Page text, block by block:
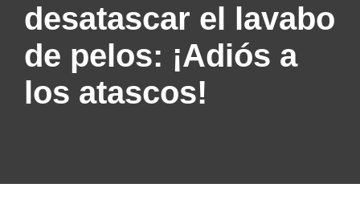
desatascar el lavabo
de pelos: ¡Adiós a
los atascos!